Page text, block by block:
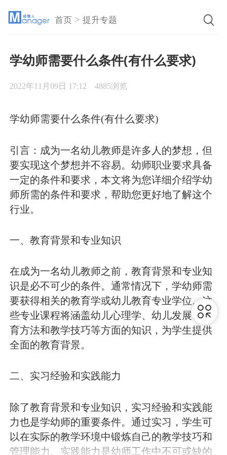
首页 >提升专题
学幼师需要什么条件(有什么要求)
2022年11月09日 17:12 4885浏览
学幼师需要什么条件(有什么要求)
引言：成为一名幼儿教师是许多人的梦想，但
要实现这个梦想并不容易。幼师职业要求具备
一定的条件和要求，本文将为您详细介绍学幼
师所需的条件和要求，帮助您更好地了解这个
行业。
一、教育背景和专业知识
在成为一名幼儿教师之前，教育背景和专业知
识是必不可少的条件。通常情况下，学幼师需
要获得相关的教育学或幼儿教育专业学位。这
些专业课程将涵盖幼儿心理学、幼儿发展、教
育方法和教学技巧等方面的知识，为学生提供
全面的教育背景。
二、实习经验和实践能力
除了教育背景和专业知识，实习经验和实践能
力也是学幼师的重要条件。通过实习，学生可
以在实际的教学环境中锻炼自己的教学技巧和
管理能力。实践能力是幼师工作中不可或缺的